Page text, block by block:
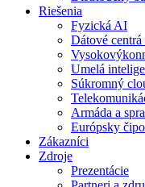
Riešenia
Fyzická AI
Dátové centrá
Umelá
Súkromný
Armáda a
Európsky
Zákazníci
Zdroje
Prezentácie